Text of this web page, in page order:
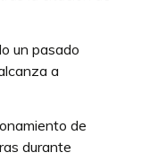
un pasado
a
de
durante